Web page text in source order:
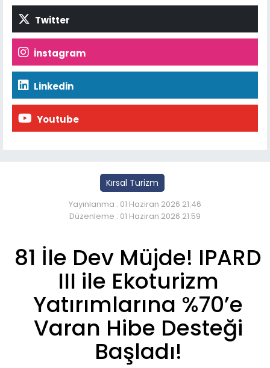
Twitter
İnstagram
Linkedin
Youtube
Kırsal Turizm
Yayınlanma : 01 Haziran 2026 21:46
Düzenleme : 01 Haziran 2026 21:59
81 İle Dev Müjde! IPARD
III ile Ekoturizm
Yatırımlarına %70’e
Varan Hibe Desteği
Başladı!